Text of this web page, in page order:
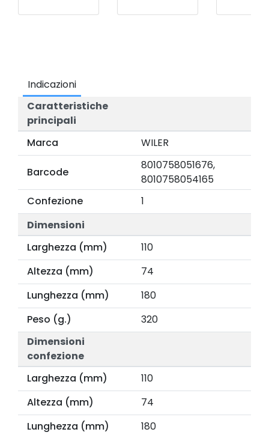
Indicazioni
Caratteristiche
principali
Marca
WILER
Barcode
8010758051676,
8010758054165
Confezione
1
Dimensioni
Larghezza (mm)
110
Altezza (mm)
74
Lunghezza (mm)
180
Peso (g.)
320
Dimensioni
confezione
Larghezza (mm)
110
Altezza (mm)
74
Lunghezza (mm)
180